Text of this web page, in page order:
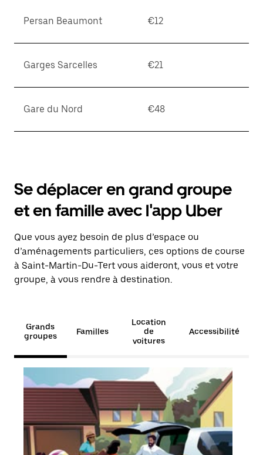
Persan Beaumont €12
Garges Sarcelles €21
Gare du Nord €48
Se déplacer en grand groupe
et en famille avec l'app Uber
Que vous ayez besoin de plus d’espace ou
d’aménagements particuliers, ces options de course
à Saint-Martin-Du-Tert vous aideront, vous et votre
groupe, à vous rendre à destination.
Grands
groupes
Familles
Location
de
voitures
Accessibilité